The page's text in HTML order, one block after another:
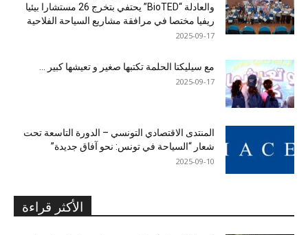
والعادلة “BioTED” يحتفي بتخرج 26 مستشارا بيئيا
ريفيا مختصا في مرافقة مشاريع السياحة الفلاحية
2025-09-17
مع سيليكتا الحلمة تكتبها صغير و تعيشها كبير …
2025-09-17
المنتدى الاقتصادي التونسي – الدورة التاسعة تحت
شعار “السياحة في تونس: نحو آفاق جديدة”
2025-09-10
الأكثر قراءة